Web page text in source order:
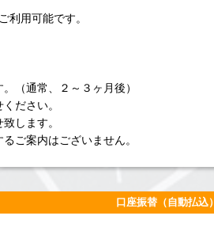
利用可能です。
（通常、２～３ヶ月後）
ださい。
します。
ご案内はございません。
口座振替（自動払込）